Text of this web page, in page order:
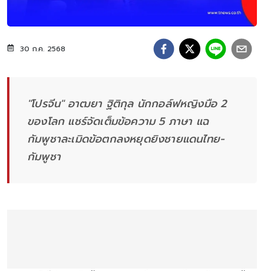
30 ก.ค. 2568
"โปรจีน" อาฒยา ฐิติกุล นักกอล์ฟหญิงมือ 2
ของโลก แชร์จัดเต็มข้อความ 5 ภาษา แฉ
กัมพูชาละเมิดข้อตกลงหยุดยิงชายแดนไทย-
กัมพูชา